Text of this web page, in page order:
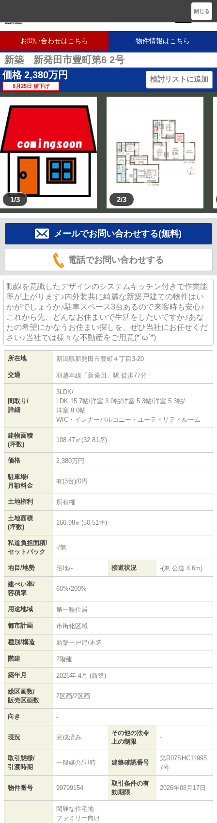
お問い合わせはこちら 物件情報はこちら
新築 新発田市豊町第6 2号
価格 2,380万円
6月25日 値下げ
検討リストに追加
1/3 2/3
メールでお問い合わせする(無料)
電話でお問い合わせする
動線を意識したデザインのシステムキッチン付きで作業能
率が上がります♪内外装共に綺麗な新築戸建ての物件はい
かがでしょうか♪駐車スペース3台あるので来客時も安心♪
これから先、どんなお住まいで生活をしたいですか♪あな
たの希望にかなうお住まい探しを、ぜひ当社にお任せくだ
さい♪当社では様々な不動産をご用意(*´ω`*)
所在地 新潟県新発田市豊町 ４丁目3-20
交通 羽越本線 「 新発田 」駅 徒歩77分
間取り/
詳細
3LDK/
LDK 15.7帖/洋室 3.0帖/洋室 5.3帖/洋室 5.3帖/
洋室 9.0帖
WIC・インナーバルコニー・ユーティリティルーム
建物面積
(坪数)
108.47㎡(32.81坪)
価格 2,380万円
駐車場/
月額料金
有(3台)/0円
土地権利 所有権
土地面積
(坪数)
166.98㎡(50.51坪)
私道負担面積/
セットバック
-/無
地目/地勢 宅地/- 接道状況 -(東 公道 4.6m)
建ぺい率/
容積率
60%/200%
用途地域 第一種住居
都市計画 市街化区域
種別/構造 新築一戸建/木造
階建 2階建
築年月 2026年 4月 (新築)
総区画数/
販売区画数
2区画/2区画
向き -
現況 完成済み
その他の法令
上の制限
-
取引態様/
引渡時期
一般媒介/即時 建築確認番号
第R07SHC11995
7号
物件番号 99799154
取引条件の有
効期限
2026年08月17日
閑静な住宅地
ファミリー向け
閉じる